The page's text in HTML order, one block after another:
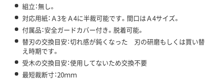
組立：無し。
対応用紙：Ａ3をＡ4に半裁可能です。間口はＡ4サイズ。
付属品：安全ガードカバー付き。脱着可能。
替刃の交換目安：切れ感が鈍くなった 刃の研磨もしくは買い替
え時期です。
受木の交換目安：使用してないため交換不要
最短裁断寸：20ｍｍ